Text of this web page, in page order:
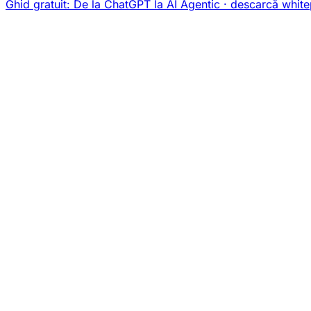
Ghid gratuit: De la ChatGPT la AI Agentic · descarcă